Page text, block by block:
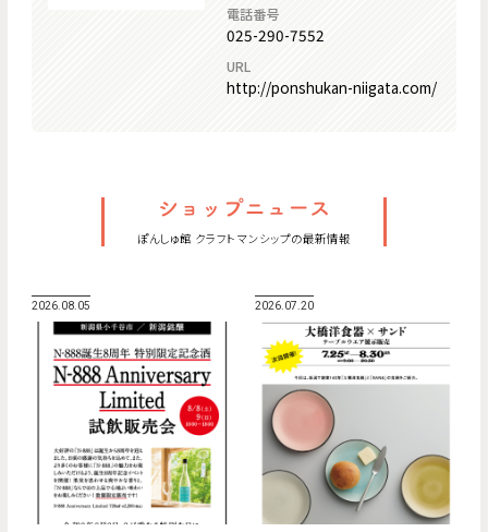
電話番号
025-290-7552
URL
http://ponshukan-niigata.com/
ぽんしゅ館 クラフトマンシップの最新情報
2026.08.05 2026.07.20